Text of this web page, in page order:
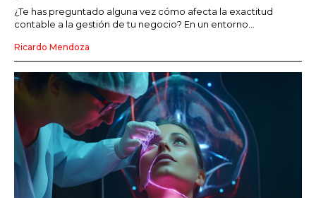
¿Te has preguntado alguna vez cómo afecta la exactitud
contable a la gestión de tu negocio? En un entorno...
Ricardo Mendoza